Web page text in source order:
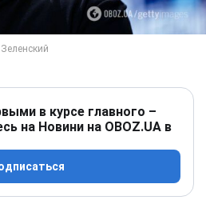
в курсе главного –
на Новини на OBOZ.UA в